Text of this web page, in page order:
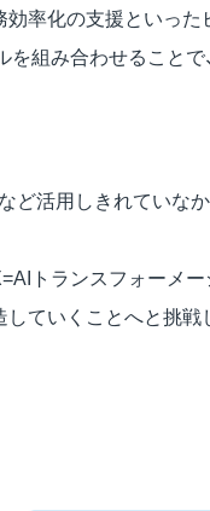
率化の支援といっ
を組み合わせることで
ど活用しきれていな
トランスフォーメー
ていくことへと挑戦